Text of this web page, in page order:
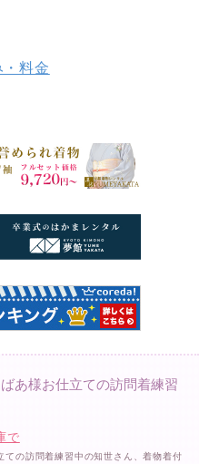
料金
あ様お仕立ての訪問着練習
で
の訪問着練習中の知世さん、着物着付